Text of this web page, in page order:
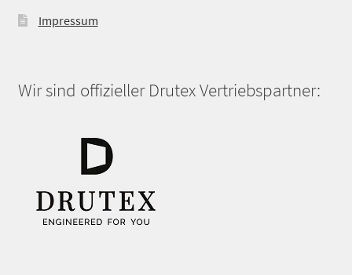
Impressum
Wir sind offizieller Drutex Vertriebspartner: